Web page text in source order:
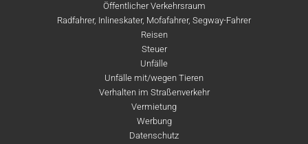
Öffentlicher Verkehrsraum
Radfahrer, Inlineskater, Mofafahrer, Segway-Fahrer
Reisen
Steuer
Unfälle
Unfälle mit/wegen Tieren
Verhalten im Straßenverkehr
Vermietung
Werbung
Datenschutz